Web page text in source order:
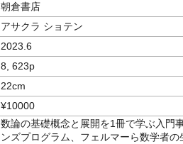
朝倉書店
アサクラ ショテン
2023.6
8, 623p
22cm
¥10000
数論の基礎概念と展開を1冊で学ぶ入門
ンズプログラム、フェルマーら数学者